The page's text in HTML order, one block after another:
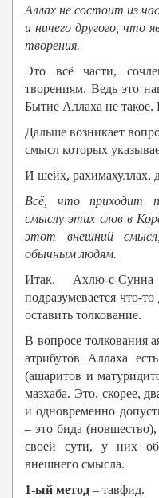
Аллах не состоит из
и ничего другого, что
творения.
Это всё части,
творениям. Ведь это
Бытие Аллаха не такое.
Дальше возникает
смысл которых
И шейх, рахимахуллах,
Всё, что приходит
смыслу этих слов в
этот внешний
обычным людям.
Итак, Ахлю-с-
подразумевается что-
оставить толкование.
В вопросе толкования
атрибутов Аллаха
(ашаритов и
мазхаба. Это, скорее,
и одновременно
– это бида
своей сути, у них
внешнего смысла.
1-ый метод – тавфид.